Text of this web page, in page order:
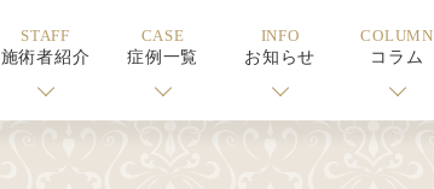
STAFF
施術者紹介
CASE
症例一覧
INFO
お知らせ
COLUMN
コラム